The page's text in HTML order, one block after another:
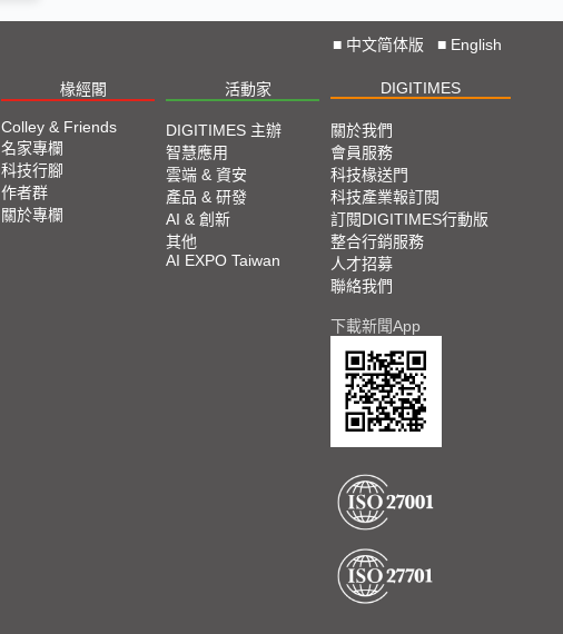
■ 中文简体版 ■ English
椽經閣 活動家 DIGITIMES
Colley & Friends
名家專欄
科技行腳
作者群
關於專欄
DIGITIMES 主辦
智慧應用
雲端 & 資安
產品 & 研發
AI & 創新
其他
AI EXPO Taiwan
關於我們
會員服務
科技椽送門
科技產業報訂閱
訂閱DIGITIMES行動版
整合行銷服務
人才招募
聯絡我們
下載新聞App